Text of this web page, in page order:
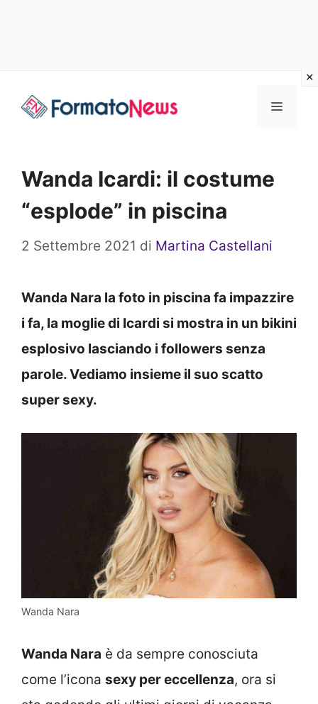
Menu
Wanda Icardi: il costume
“esplode” in piscina
2 Settembre 2021 di Martina Castellani
Wanda Nara la foto in piscina fa impazzire
i fa, la moglie di Icardi si mostra in un bikini
esplosivo lasciando i followers senza
parole. Vediamo insieme il suo scatto
super sexy.
Wanda Nara
Wanda Nara è da sempre conosciuta
come l’icona sexy per eccellenza, ora si